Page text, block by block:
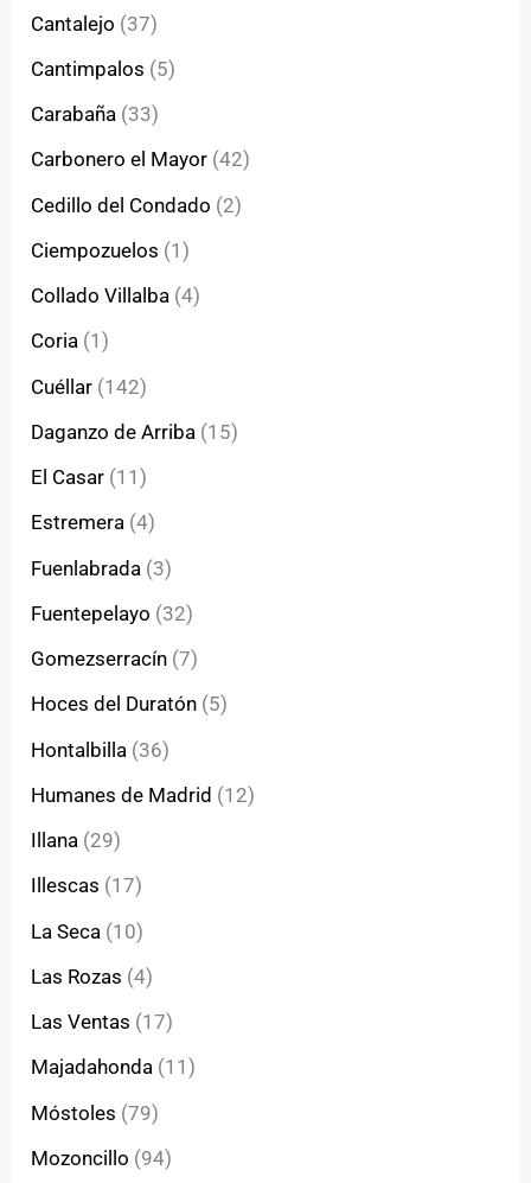
Cantalejo (37)
Cantimpalos (5)
Carabaña (33)
Carbonero el Mayor (42)
Cedillo del Condado (2)
Ciempozuelos (1)
Collado Villalba (4)
Coria (1)
Cuéllar (142)
Daganzo de Arriba (15)
El Casar (11)
Estremera (4)
Fuenlabrada (3)
Fuentepelayo (32)
Gomezserracín (7)
Hoces del Duratón (5)
Hontalbilla (36)
Humanes de Madrid (12)
Illana (29)
Illescas (17)
La Seca (10)
Las Rozas (4)
Las Ventas (17)
Majadahonda (11)
Móstoles (79)
Mozoncillo (94)